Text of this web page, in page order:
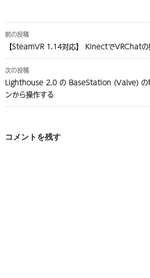
投
稿
ナ
ビ
ゲ
シ
前の投稿
【SteamVR 1.14対応】 KinectでVRChatの
次の投稿
Lighthouse 2.0 の BaseStation (Valve) の
ンから操作する
コメントを残す